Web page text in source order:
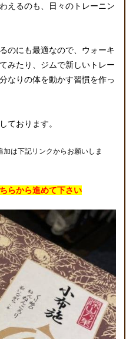
えるのも、日々のトレーニン
のにも最適なので、ウォーキ
みたり、ジムで新しいトレー
なりの体を動かす習慣を作っ
ております。
は下記リンクからお願いしま
らから進めて下さい